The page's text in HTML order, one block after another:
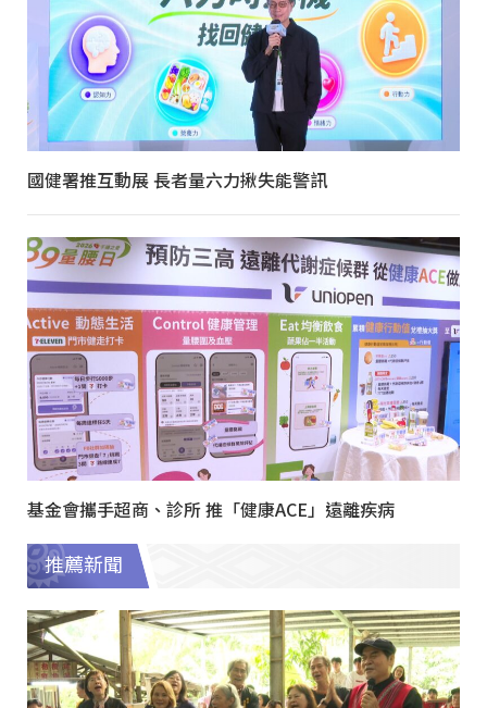
國健署推互動展 長者量六力揪失能警訊
基金會攜手超商、診所 推「健康ACE」遠離疾病
推薦新聞